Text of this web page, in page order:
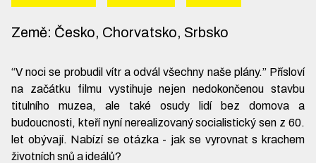
Země: Česko, Chorvatsko, Srbsko
“V noci se probudil vítr a odvál všechny naše plány.” Přísloví
na začátku filmu vystihuje nejen nedokončenou stavbu
titulního muzea, ale také osudy lidí bez domova a
budoucnosti, kteří nyní nerealizovaný socialistický sen z 60.
let obývají. Nabízí se otázka - jak se vyrovnat s krachem
životních snů a ideálů?